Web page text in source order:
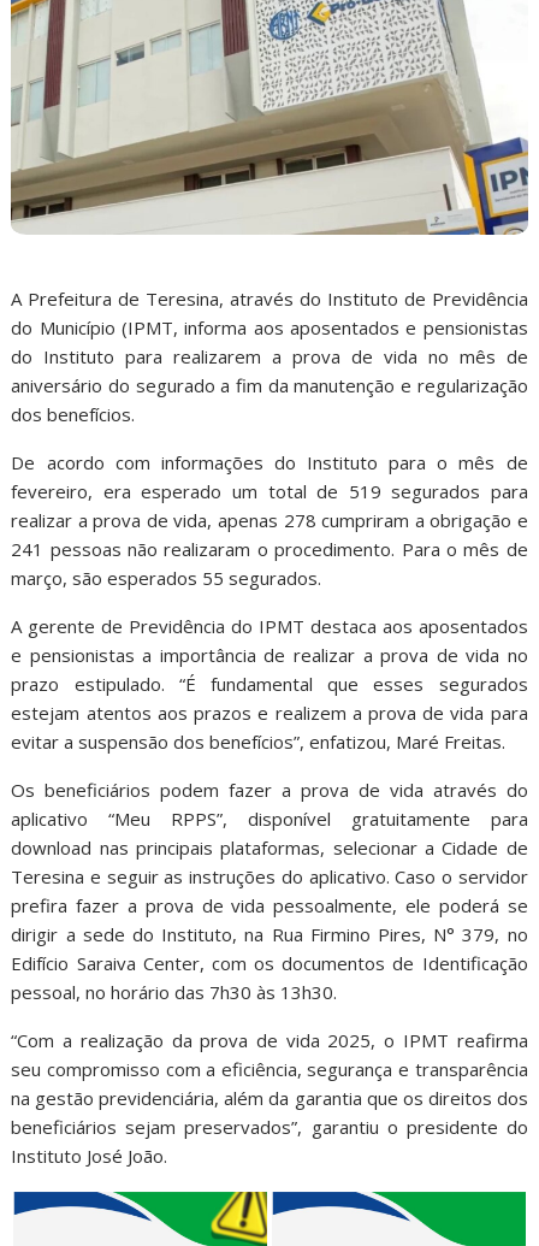
A Prefeitura de Teresina, através do Instituto de Previdência
do Município (IPMT, informa aos aposentados e pensionistas
do Instituto para realizarem a prova de vida no mês de
aniversário do segurado a fim da manutenção e regularização
dos benefícios.
De acordo com informações do Instituto para o mês de
fevereiro, era esperado um total de 519 segurados para
realizar a prova de vida, apenas 278 cumpriram a obrigação e
241 pessoas não realizaram o procedimento. Para o mês de
março, são esperados 55 segurados.
A gerente de Previdência do IPMT destaca aos aposentados
e pensionistas a importância de realizar a prova de vida no
prazo estipulado. “É fundamental que esses segurados
estejam atentos aos prazos e realizem a prova de vida para
evitar a suspensão dos benefícios”, enfatizou, Maré Freitas.
Os beneficiários podem fazer a prova de vida através do
aplicativo “Meu RPPS”, disponível gratuitamente para
download nas principais plataformas, selecionar a Cidade de
Teresina e seguir as instruções do aplicativo. Caso o servidor
prefira fazer a prova de vida pessoalmente, ele poderá se
dirigir a sede do Instituto, na Rua Firmino Pires, N° 379, no
Edifício Saraiva Center, com os documentos de Identificação
pessoal, no horário das 7h30 às 13h30.
“Com a realização da prova de vida 2025, o IPMT reafirma
seu compromisso com a eficiência, segurança e transparência
na gestão previdenciária, além da garantia que os direitos dos
beneficiários sejam preservados”, garantiu o presidente do
Instituto José João.